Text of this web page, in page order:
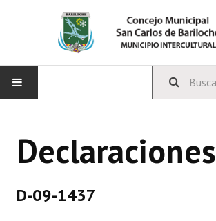
CONCEJO
Declaraciones
D-09-1437